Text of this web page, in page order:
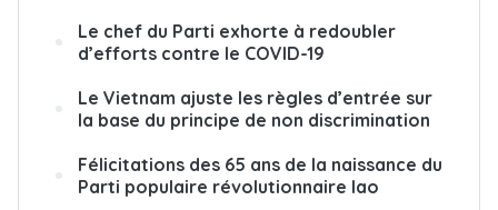
Le chef du Parti exhorte à redoubler
d’efforts contre le COVID-19
Le Vietnam ajuste les règles d’entrée sur
la base du principe de non discrimination
Félicitations des 65 ans de la naissance du
Parti populaire révolutionnaire lao